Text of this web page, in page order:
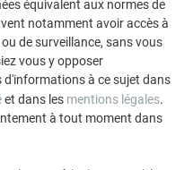
par une gouttière
n’a été prévue sur la
retrait de la façade
technique. Les
pignon du bâtiment ont
intentionnelle. Ils
équivalent aux normes de
notamment avoir accès à
de surveillance, sans vous
vous y opposer
à ce sujet dans
et dans les mentions légales.
à tout moment dans